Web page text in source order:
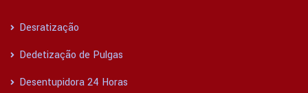
Desratização
Dedetização de Pulgas
Desentupidora 24 Horas